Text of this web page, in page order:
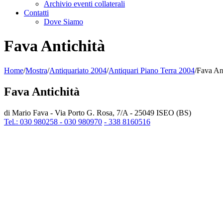
Archivio eventi collaterali
Contatti
Dove Siamo
Fava Antichità
Home/Mostra/Antiquariato 2004/Antiquari Piano Terra 2004/Fava
Fava Antichità
di Mario Fava - Via Porto G. Rosa, 7/A - 25049 ISEO (BS)
Tel.: 030 980258 - 030 980970 - 338 8160516